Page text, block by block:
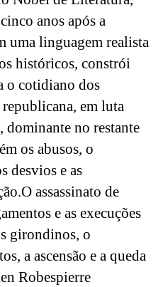
anos após a
uma linguagem realista
históricos, constrói
o cotidiano dos
em luta
no restante
os abusos, o
desvios e as
assassinato de
e as execuções
girondinos, o
a ascensão e a queda
Robespierre